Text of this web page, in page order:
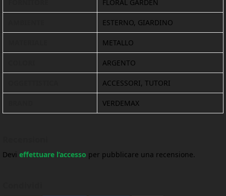
FLORAL GARDEN
ESTERNO, GIARDINO
METALLO
ARGENTO
ACCESSORI, TUTORI
VERDEMAX
Devi effettuare l’accesso per pubblicare una recensione.